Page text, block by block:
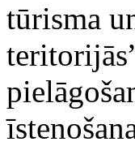
tūrisma